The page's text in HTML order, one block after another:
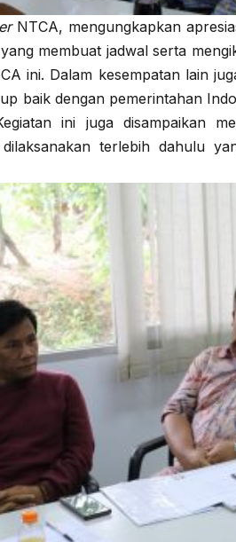
NTCA, mengungkapkan
membuat jadwal serta
ini. Dalam kesempatan lain
baik dengan pemerintahan
ini juga disampaikan
terlebih dahulu